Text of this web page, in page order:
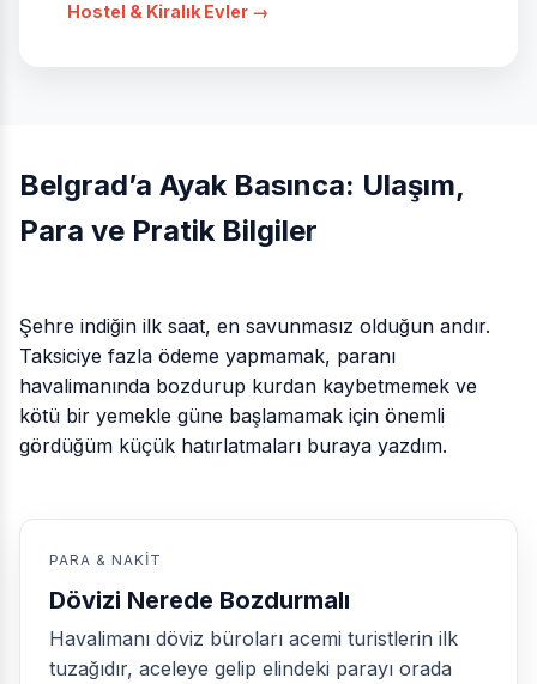
Hostel & Kiralık Evler →
Belgrad’a Ayak Basınca: Ulaşım,
Para ve Pratik Bilgiler
Şehre indiğin ilk saat, en savunmasız olduğun andır.
Taksiciye fazla ödeme yapmamak, paranı
havalimanında bozdurup kurdan kaybetmemek ve
kötü bir yemekle güne başlamamak için önemli
gördüğüm küçük hatırlatmaları buraya yazdım.
PARA & NAKIT
Dövizi Nerede Bozdurmalı
Havalimanı döviz büroları acemi turistlerin ilk
tuzağıdır, aceleye gelip elindeki parayı orada